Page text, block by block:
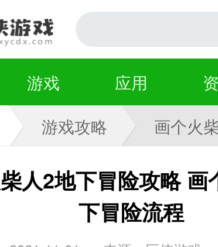
游戏 应用
游戏攻略
画个火
攻略
人2地下冒险攻略 画
下冒险流程